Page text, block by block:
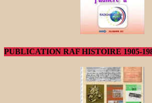
PUBLICATION RAF HISTOIRE 1905-